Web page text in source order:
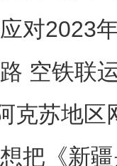
对2023
空铁
克苏地
把《新